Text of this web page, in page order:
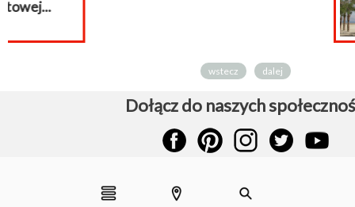
wstecz dalej
Dołącz do naszych